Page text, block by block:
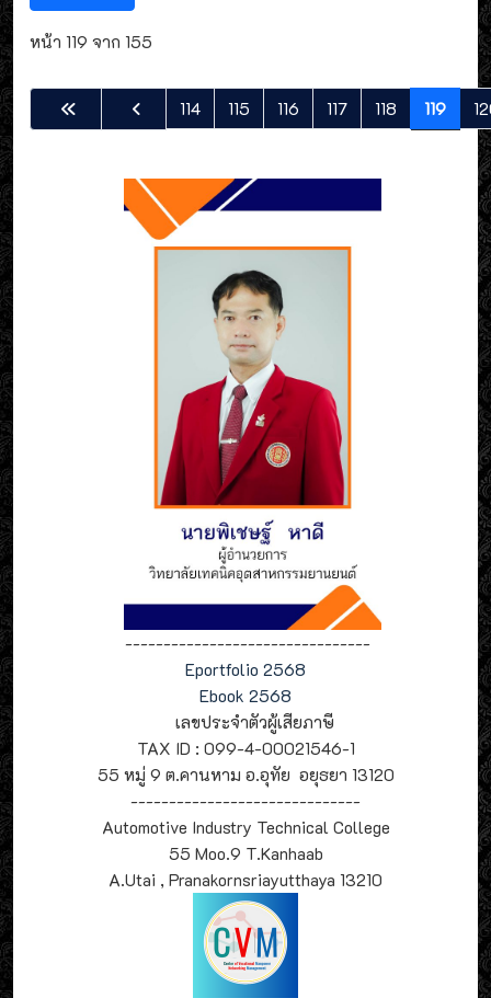
หน้า 119 จาก 155
114 115 116 117 118 119
--------------------------------
Eportfolio 2568
Ebook 2568
เลขประจำตัวผู้เสียภาษี
TAX ID : 099-4-00021546-1
55 หมู่ 9 ต.คานหาม อ.อุทัย อยุธยา 13120
------------------------------
Automotive Industry Technical College
55 Moo.9 T.Kanhaab
A.Utai , Pranakornsriayutthaya 13210